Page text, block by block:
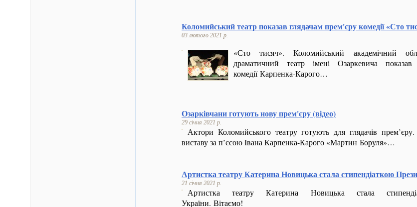
Коломийський театр показав глядачам прем'єру комедії «Сто
03 лютого 2021 р.
«Сто тисяч». Коломийський академічний
драматичний театр імені Озаркевича показав
комедії Карпенка-Карого…
Озарківчани готують нову прем'єру (відео)
29 січня 2021 р.
Актори Коломийського театру готують для глядачів
виставу за п’єсою Івана Карпенка-Карого «Мартин Боруля»…
Артистка театру Катерина Новицька стала стипендіаткою
21 січня 2021 р.
Артистка театру Катерина Новицька стала
України. Вітаємо!